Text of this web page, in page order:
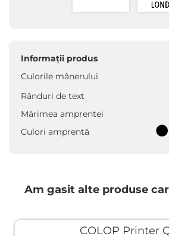
Informații produs
Culorile mânerului
Rânduri de text
Mărimea amprentei
Culori amprentă
Am gasit alte produse
COLOP Printer